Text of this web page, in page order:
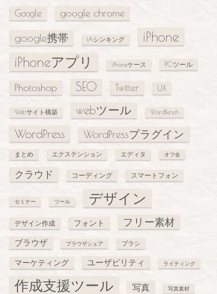
Google google chrome
google携帯 IAシンキング
iPhone
iPhoneアプリ
iPhoneケース PCツール
Photoshop SEO Twitter UX
Webサイト構築 webツール WordBench
WordPress WordPressプラグイン
まとめ エクステンション エディタ オフ会
クラウド コーディング スマートフォン
セミナー ツール デザイン
デザイン作成 フォント フリー素材
ブラウザ ブラウザシェア ブラシ
マーケティング ユーザビリティ ライティング
作成支援ツール 写真 写真素材